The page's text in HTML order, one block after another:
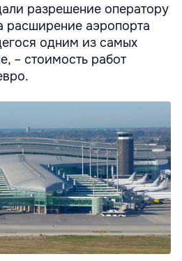
разрешение оператору
расширение аэропорта
одним из самых
– стоимость работ